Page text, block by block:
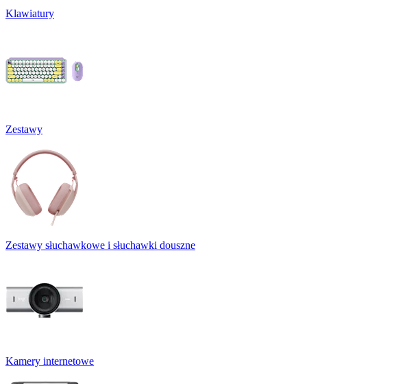
Klawiatury
Zestawy
Zestawy słuchawkowe i słuchawki douszne
Kamery internetowe